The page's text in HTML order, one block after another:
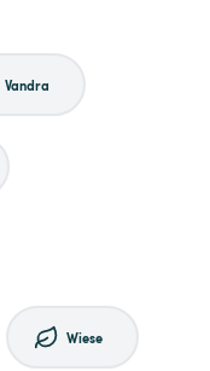
Vandra
Wiese